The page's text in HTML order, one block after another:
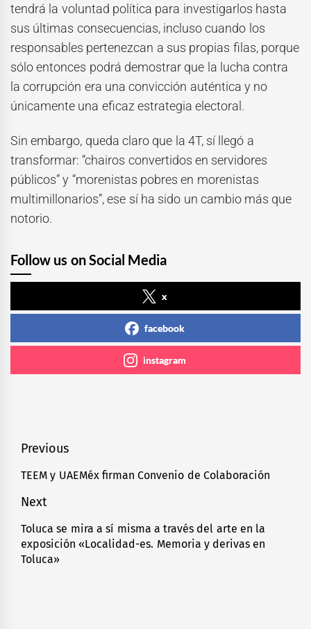
tendrá la voluntad política para investigarlos hasta
sus últimas consecuencias, incluso cuando los
responsables pertenezcan a sus propias filas, porque
sólo entonces podrá demostrar que la lucha contra
la corrupción era una convicción auténtica y no
únicamente una eficaz estrategia electoral.
Sin embargo, queda claro que la 4T, sí llegó a
transformar: “chairos convertidos en servidores
públicos” y “morenistas pobres en morenistas
multimillonarios”, ese sí ha sido un cambio más que
notorio.
Follow us on Social Media
x
facebook
instagram
Navegación
de
entradas
Previous
Previous
TEEM y UAEMéx firman Convenio de Colaboración
Next
Next
post:
Toluca se mira a sí misma a través del arte en la
exposición «Localidad-es. Memoria y derivas en
Toluca»